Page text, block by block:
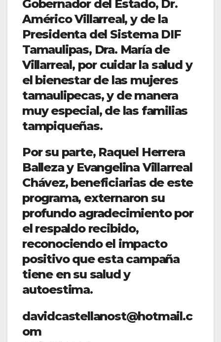
Gobernador del Estado, Dr.
Américo Villarreal, y de la
Presidenta del Sistema DIF
Tamaulipas, Dra. María de
Villarreal, por cuidar la salud y
el bienestar de las mujeres
tamaulipecas, y de manera
muy especial, de las familias
tampiqueñas.
Por su parte, Raquel Herrera
Balleza y Evangelina Villarreal
Chávez, beneficiarias de este
programa, externaron su
profundo agradecimiento por
el respaldo recibido,
reconociendo el impacto
positivo que esta campaña
tiene en su salud y
autoestima.
davidcastellanost@hotmail.c
om